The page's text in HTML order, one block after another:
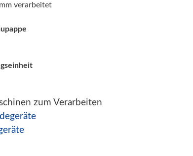
verarbeitet
zum Verarbeiten